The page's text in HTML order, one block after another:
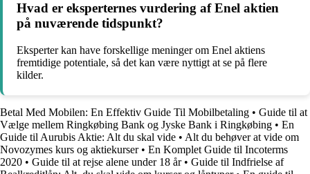
Hvad er eksperternes vurdering af Enel aktien
på nuværende tidspunkt?
Eksperter kan have forskellige meninger om Enel aktiens
fremtidige potentiale, så det kan være nyttigt at se på flere
kilder.
Betal Med Mobilen: En Effektiv Guide Til Mobilbetaling • Guide til at
Vælge mellem Ringkøbing Bank og Jyske Bank i Ringkøbing • En
Guide til Aurubis Aktie: Alt du skal vide • Alt du behøver at vide om
Novozymes kurs og aktiekurser• En Komplet Guide til Incoterms
2020 • Guide til at rejse alene under 18 år• Guide til Indfrielse af